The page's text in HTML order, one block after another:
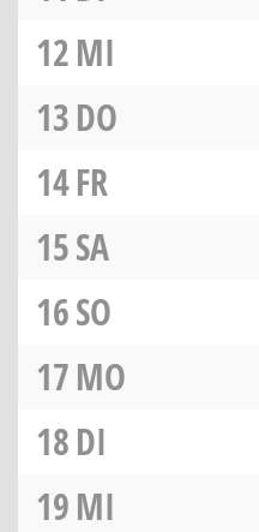
12MI
13DO
14FR
15SA
16SO
17MO
18DI
19MI